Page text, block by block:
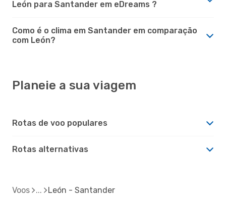
León para Santander em eDreams ?
Como é o clima em Santander em comparação
com León?
Planeie a sua viagem
Rotas de voo populares
Rotas alternativas
Voos León - Santander